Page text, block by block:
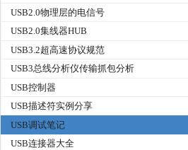
USB2.0物理层的电信号
USB2.0集线器HUB
USB3.2超高速协议规范
USB3总线分析仪传输抓包分析
USB控制器
USB描述符实例分享
USB调试笔记
USB连接器大全